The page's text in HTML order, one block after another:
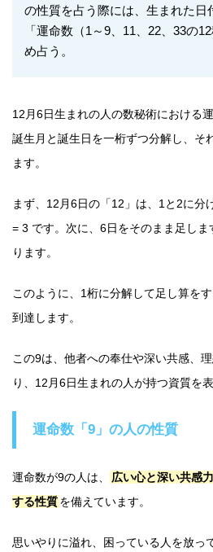
の性質を占う際には、生まれた日
「運命数（1～9、11、22、33の
め占う。
12月6日生まれの人の数秘術における
誕生月と誕生日を一桁ずつ分解し、そ
ます。
まず、12月6日の「12」は、1と2に分
= 3 です。次に、6日をそのまま足し
ります。
このように、1桁に分解して足し算を
到達します。
この9は、他者への奉仕や深い共感、
り、12月6日生まれの人が持つ資質を表
運命数「9」の人の性質
運命数が9の人は、
広い心と深い共感
する性質を備えています。
思いやりに溢れ、困っている人を放っ